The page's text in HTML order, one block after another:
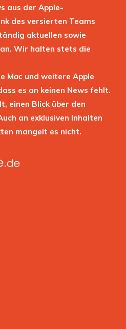
aus der Apple-
des versierten Teams
aktuellen sowie
Wir halten stets die
Mac und weitere Apple
es an keinen News fehlt.
einen Blick über den
an exklusiven Inhalten
mangelt es nicht.